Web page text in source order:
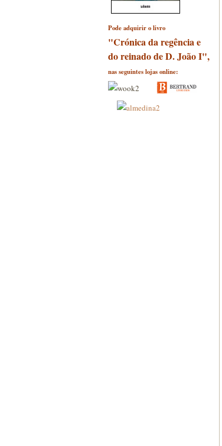
Pode adquirir o livro
"Crónica da regência e
do reinado de D. João I",
nas seguintes lojas online: